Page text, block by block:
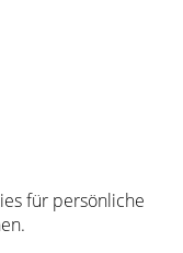
für persönliche